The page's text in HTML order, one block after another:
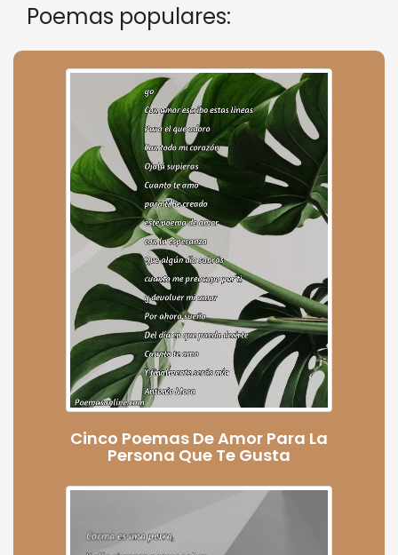
Poemas populares:
Cinco Poemas De Amor Para La
Persona Que Te Gusta